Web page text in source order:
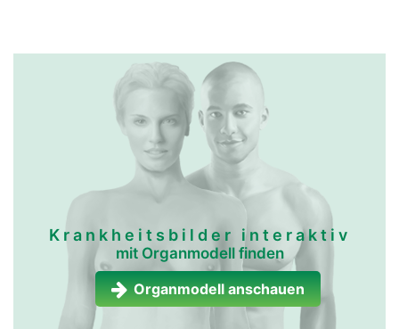
Krankheitsbilder interaktiv
mit Organmodell finden
Organmodell anschauen